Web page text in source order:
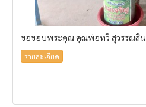
ขอขอบพระคุณ คุณพ่อทวี สุวรรณสิน
รายละเอียด